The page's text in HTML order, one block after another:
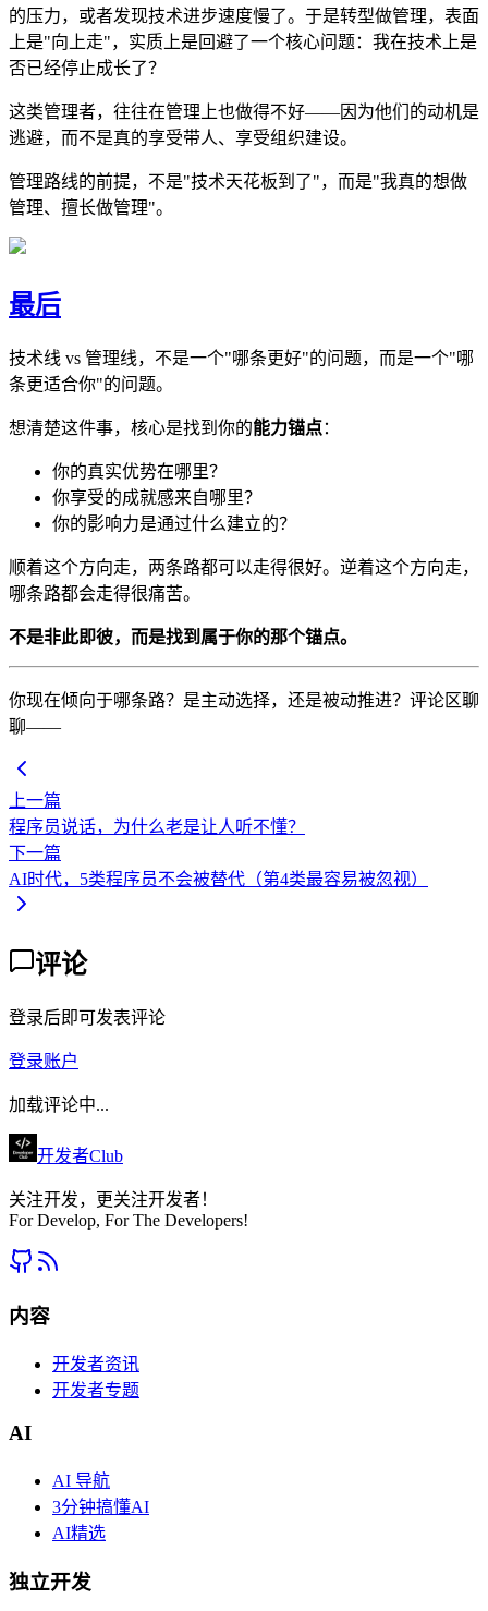
的压力，或者发现技术进步速度慢了。于是转型做管理，表面
上是"向上走"，实质上是回避了一个核心问题：我在技术上是
否已经停止成长了？
这类管理者，往往在管理上也做得不好——因为他们的动机是
逃避，而不是真的享受带人、享受组织建设。
管理路线的前提，不是"技术天花板到了"，而是"我真的想做
管理、擅长做管理"。
最后
技术线 vs 管理线，不是一个"哪条更好"的问题，而是一个"哪
条更适合你"的问题。
想清楚这件事，核心是找到你的能力锚点：
你的真实优势在哪里？
你享受的成就感来自哪里？
你的影响力是通过什么建立的？
顺着这个方向走，两条路都可以走得很好。逆着这个方向走，
哪条路都会走得很痛苦。
不是非此即彼，而是找到属于你的那个锚点。
你现在倾向于哪条路？是主动选择，还是被动推进？评论区聊
聊——
上一篇
程序员说话，为什么老是让人听不懂？
下一篇
AI时代，5类程序员不会被替代（第4类最容易被忽视）
评论
登录后即可发表评论
登录账户
加载评论中...
开发者Club
关注开发，更关注开发者！
For Develop, For The Developers!
内容
开发者资讯
开发者专题
AI
AI 导航
3分钟搞懂AI
AI精选
独立开发